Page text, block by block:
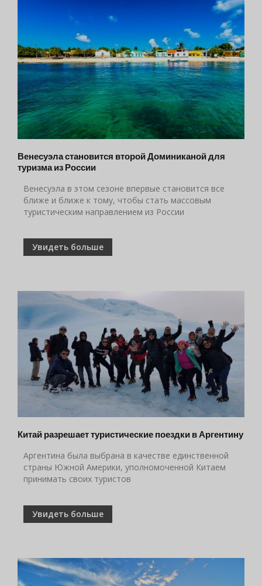
Венесуэла становится второй Доминиканой для
туризма из России
Венесуэла в этом сезоне впервые становится все
ближе и ближе к тому, чтобы стать массовым
туристическим направлением из России
Увидеть больше
Китай разрешает туристические поездки в Аргентину
Аргентина была выбрана в качестве единственной
страны Южной Америки, уполномоченной Китаем
принимать своих туристов
Увидеть больше